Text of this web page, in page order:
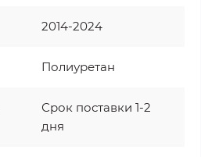
2014-2024
Полиуретан
Срок поставки 1-2
дня